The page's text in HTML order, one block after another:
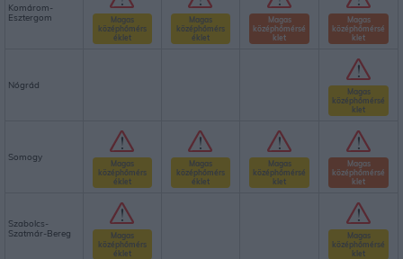
Komárom-
Esztergom
Magas
középhőmérs
éklet
Magas
középhőmérs
éklet
Magas
középhőmérsé
klet
Magas
középhőmérsé
klet
Nógrád
Magas
középhőmérsé
klet
Somogy
Magas
középhőmérs
éklet
Magas
középhőmérs
éklet
Magas
középhőmérsé
klet
Magas
középhőmérsé
klet
Szabolcs-
Szatmár-Bereg
Magas
középhőmérs
éklet
Magas
középhőmérsé
klet